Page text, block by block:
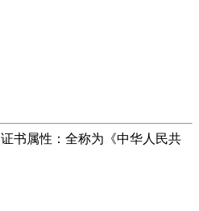
书属性：全称为《中华人民共